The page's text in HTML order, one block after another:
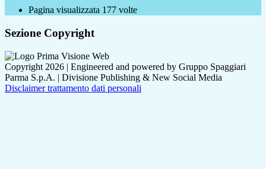
Pagina visualizzata 177 volte
Sezione Copyright
Copyright 2026 | Engineered and powered by Gruppo Spaggiari
Parma S.p.A. | Divisione Publishing & New Social Media
Disclaimer trattamento dati personali